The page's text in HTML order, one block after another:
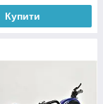
Купити